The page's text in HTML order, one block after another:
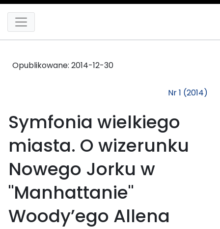
Opublikowane: 2014-12-30
Nr 1 (2014)
Symfonia wielkiego
miasta. O wizerunku
Nowego Jorku w
"Manhattanie"
Woody’ego Allena